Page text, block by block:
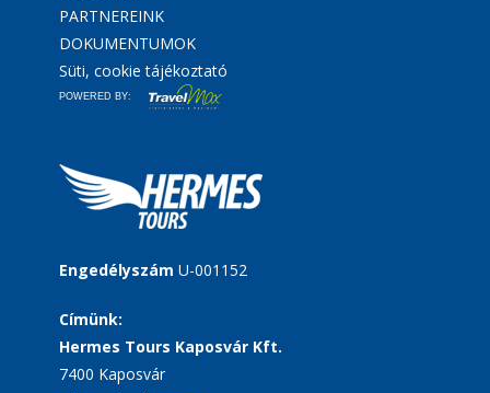
PARTNEREINK
DOKUMENTUMOK
Süti, cookie tájékoztató
POWERED BY:
Engedélyszám U-001152
Címünk:
Hermes Tours Kaposvár Kft.
7400 Kaposvár